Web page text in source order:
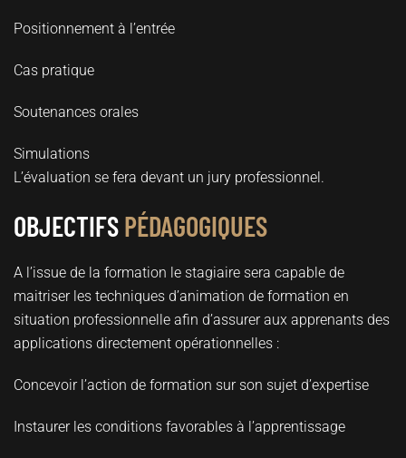
Positionnement à l’entrée
Cas pratique
Soutenances orales
Simulations
L’évaluation se fera devant un jury professionnel.
OBJECTIFSPÉDAGOGIQUES
A l’issue de la formation le stagiaire sera capable de
maitriser les techniques d’animation de formation en
situation professionnelle afin d’assurer aux apprenants des
applications directement opérationnelles :
Concevoir l’action de formation sur son sujet d’expertise
Instaurer les conditions favorables à l’apprentissage